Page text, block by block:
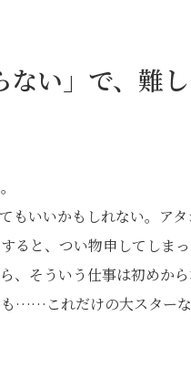
ない」で、難
もいいかもしれない。ア
ると、つい物申してしま
、そういう仕事は初めか
……これだけの大スター